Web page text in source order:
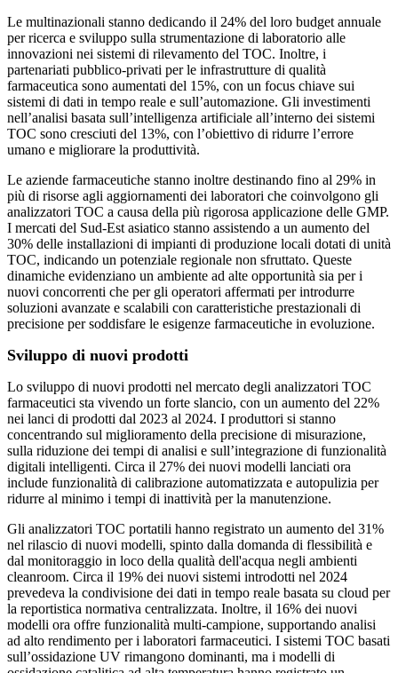
Le multinazionali stanno dedicando il 24% del loro budget annuale
per ricerca e sviluppo sulla strumentazione di laboratorio alle
innovazioni nei sistemi di rilevamento del TOC. Inoltre, i
partenariati pubblico-privati ​​per le infrastrutture di qualità
farmaceutica sono aumentati del 15%, con un focus chiave sui
sistemi di dati in tempo reale e sull’automazione. Gli investimenti
nell’analisi basata sull’intelligenza artificiale all’interno dei sistemi
TOC sono cresciuti del 13%, con l’obiettivo di ridurre l’errore
umano e migliorare la produttività.
Le aziende farmaceutiche stanno inoltre destinando fino al 29% in
più di risorse agli aggiornamenti dei laboratori che coinvolgono gli
analizzatori TOC a causa della più rigorosa applicazione delle GMP.
I mercati del Sud-Est asiatico stanno assistendo a un aumento del
30% delle installazioni di impianti di produzione locali dotati di unità
TOC, indicando un potenziale regionale non sfruttato. Queste
dinamiche evidenziano un ambiente ad alte opportunità sia per i
nuovi concorrenti che per gli operatori affermati per introdurre
soluzioni avanzate e scalabili con caratteristiche prestazionali di
precisione per soddisfare le esigenze farmaceutiche in evoluzione.
Sviluppo di nuovi prodotti
Lo sviluppo di nuovi prodotti nel mercato degli analizzatori TOC
farmaceutici sta vivendo un forte slancio, con un aumento del 22%
nei lanci di prodotti dal 2023 al 2024. I produttori si stanno
concentrando sul miglioramento della precisione di misurazione,
sulla riduzione dei tempi di analisi e sull’integrazione di funzionalità
digitali intelligenti. Circa il 27% dei nuovi modelli lanciati ora
include funzionalità di calibrazione automatizzata e autopulizia per
ridurre al minimo i tempi di inattività per la manutenzione.
Gli analizzatori TOC portatili hanno registrato un aumento del 31%
nel rilascio di nuovi modelli, spinto dalla domanda di flessibilità e
dal monitoraggio in loco della qualità dell'acqua negli ambienti
cleanroom. Circa il 19% dei nuovi sistemi introdotti nel 2024
prevedeva la condivisione dei dati in tempo reale basata su cloud per
la reportistica normativa centralizzata. Inoltre, il 16% dei nuovi
modelli ora offre funzionalità multi-campione, supportando analisi
ad alto rendimento per i laboratori farmaceutici. I sistemi TOC basati
sull’ossidazione UV rimangono dominanti, ma i modelli di